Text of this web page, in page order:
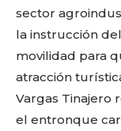
sector
la instrucción
movilidad para
atracción
Vargas Tinajero
el entronque